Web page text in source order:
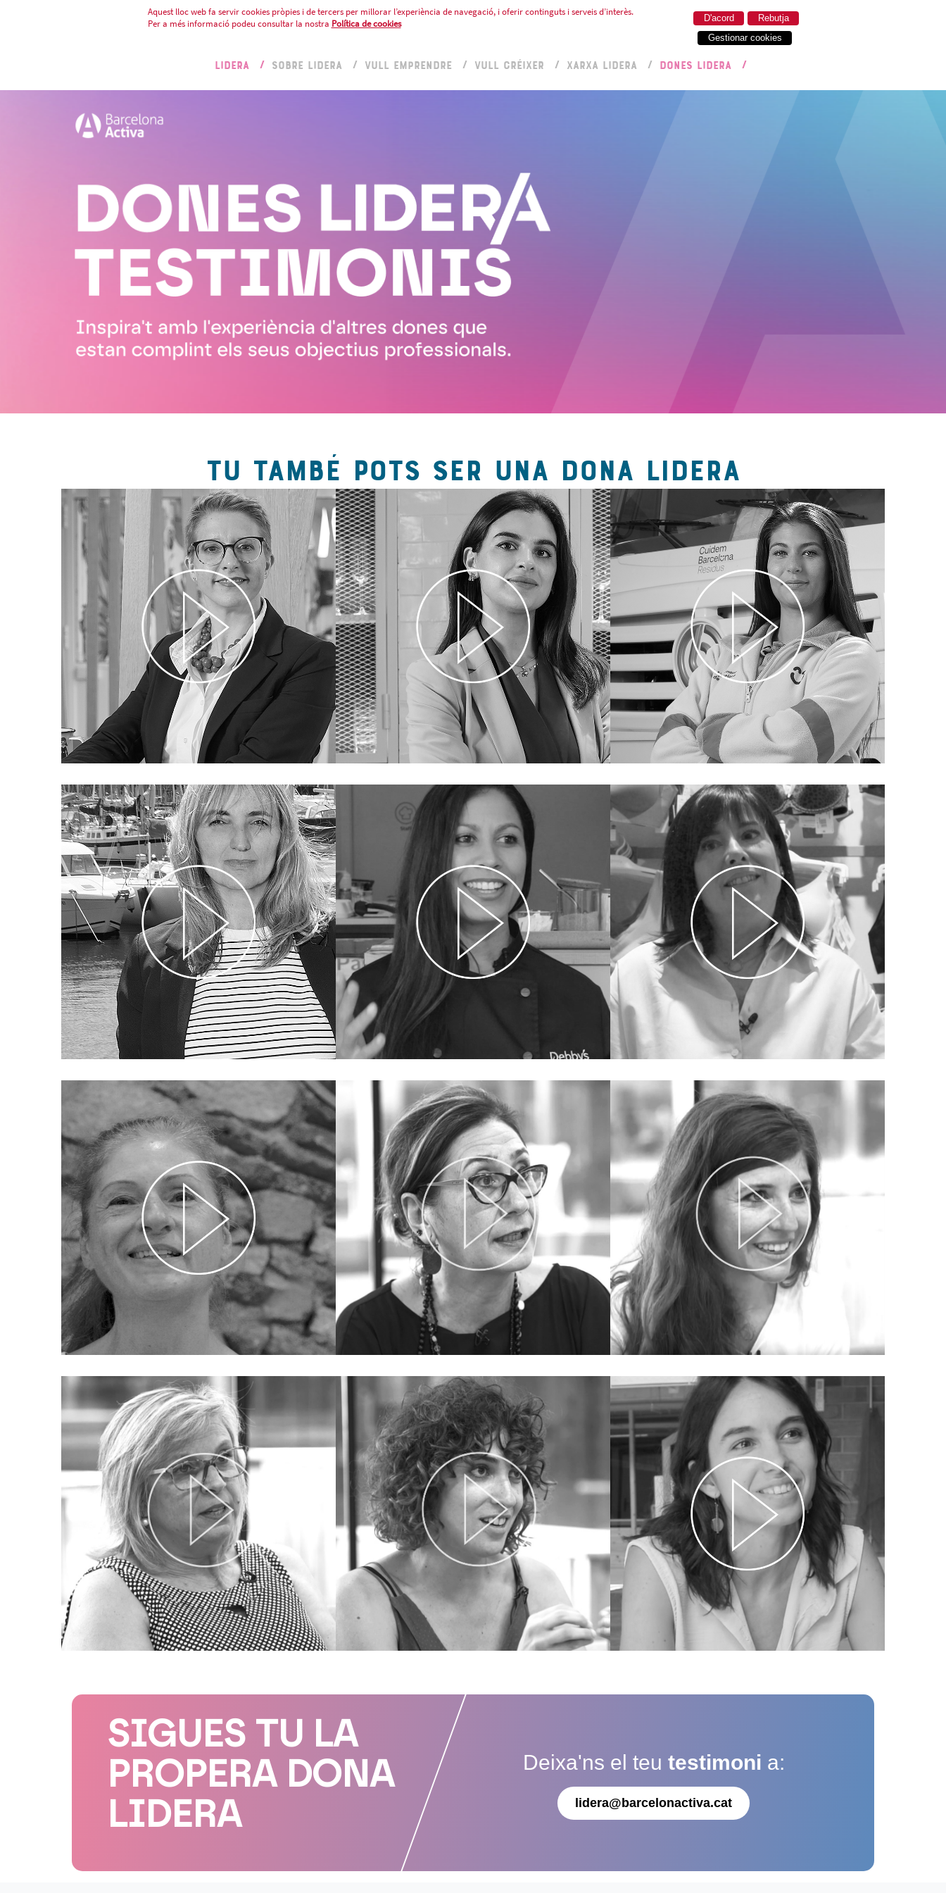
Aquest lloc web fa servir cookies pròpies i de tercers per millorar l’experiència de navegació, i oferir continguts i serveis d’interès.
Per a més informació podeu consultar la nostra Política de cookies Rebutja
D'acord
Gestionar cookies
LIDERA SOBRE LIDERA VULL EMPRENDRE VULL CRÉIXER XARXA LIDERA DONES LIDERA
TU TAMBÉ POTS SER UNA DONA LIDERA
SIGUES TU LA
PROPERA DONA
LIDERA
Deixa'ns el teu testimoni a:
lidera@barcelonactiva.cat